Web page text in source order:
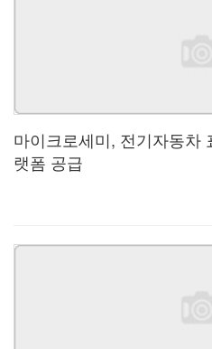
마이크로세미, 전기자동차
랫폼 공급